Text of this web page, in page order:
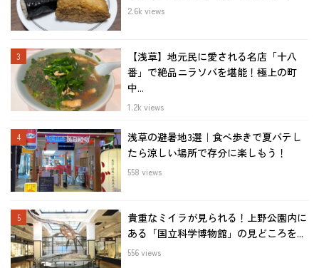
2.6k views
【浅草】地元民に愛される名店「十八
番」で絶品ニラソバを堪能！極上の町
中...
1.2k views
浅草の避暑地3選｜食べ歩きで夏バテし
たら涼しい場所で存分に楽しもう！
558 views
貴重なミイラが見られる！上野公園内に
ある「国立科学博物館」の見どころを...
556 views